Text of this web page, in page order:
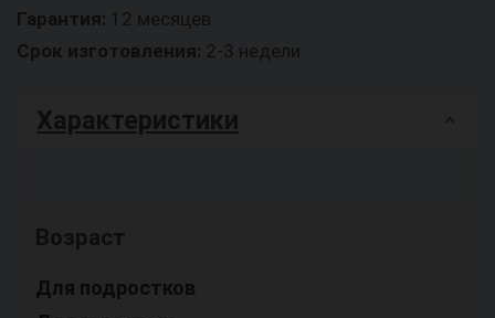
Гарантия: 12 месяцев
Срок изготовления: 2-3 недели
Характеристики
Возраст
Для подростков